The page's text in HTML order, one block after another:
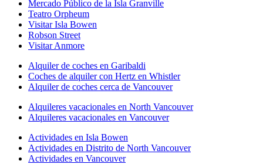
Mercado Público de la Isla Granville
Teatro Orpheum
Visitar Isla Bowen
Robson Street
Visitar Anmore
Alquiler de coches en Garibaldi
Coches de alquiler con Hertz en Whistler
Alquiler de coches cerca de Vancouver
Alquileres vacacionales en North Vancouver
Alquileres vacacionales en Vancouver
Actividades en Isla Bowen
Actividades en Distrito de North Vancouver
Actividades en Vancouver